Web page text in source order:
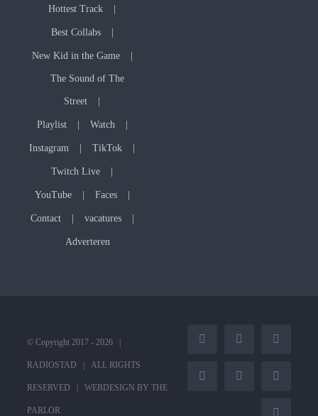
Hottest Track
Best Collabs
New Kid in the Game
The Sound of The
Street
Playlist Watch
Instagram TikTok
Twitch Live
YouTube Faces
Contact vacatures
Adverteren
© Copyright 2017 - 2026 |
RADIOSTAD | ALL RIGHTS
RESERVED | WEBDESIGN BY THE
PARLOR
FacebookInstagramTiktok
Twitch X YouTube